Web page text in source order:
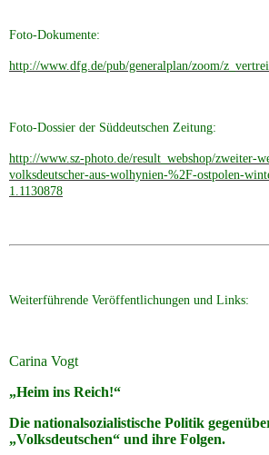
Foto-Dokumente:
http://www.dfg.de/pub/generalplan/zoom/
Foto-Dossier der Süddeutschen Zeitung:
http://www.sz-photo.de/result_webshop/zweiter-
volksdeutscher-aus-wolhynien-%2F-ostpolen-
1.1130878
Weiterführende Veröffentlichungen und Links:
Carina Vogt
„Heim ins Reich!“
Die nationalsozialistische Politik
„Volksdeutschen“ und ihre Folgen.